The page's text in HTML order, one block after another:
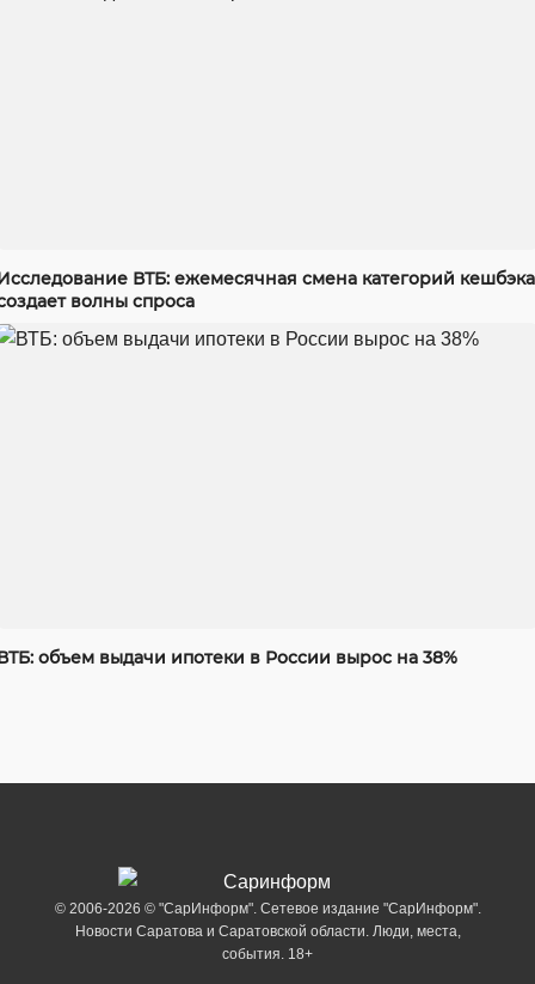
ВТБ: ежемесячная смена категорий кешбэка
волны спроса
объем выдачи ипотеки в России вырос на 38%
© 2006-2026 © "СарИнформ". Сетевое издание "СарИнформ".
Новости Саратова и Саратовской области. Люди, места,
события. 18+